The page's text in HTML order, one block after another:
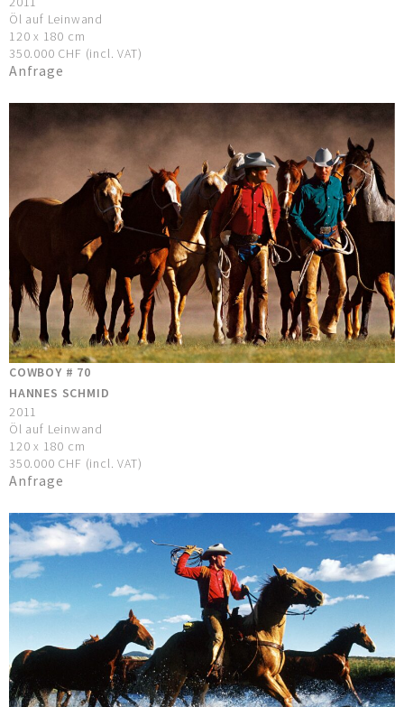
Öl auf Leinwand
120 x 180 cm
350.000 CHF (incl. VAT)
Anfrage
COWBOY # 70
HANNES SCHMID
2011
Öl auf Leinwand
120 x 180 cm
350.000 CHF (incl. VAT)
Anfrage